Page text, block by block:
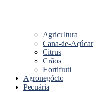
Agricultura
Cana-de-Açúcar
Citrus
Grãos
Hortifruti
Agronegócio
Pecuária